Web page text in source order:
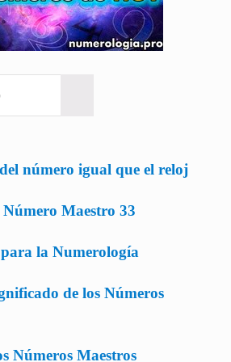
número igual que el reloj
Maestro 33
la Numerología
de los Números
Números Maestros